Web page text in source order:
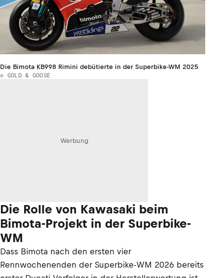
Die Bimota KB998 Rimini debütierte in der Superbike-WM 2025
© GOLD & GOOSE
Werbung
Die Rolle von Kawasaki beim
Bimota-Projekt in der Superbike-
WM
Dass Bimota nach den ersten vier
Rennwochenenden der Superbike-WM 2026 bereits